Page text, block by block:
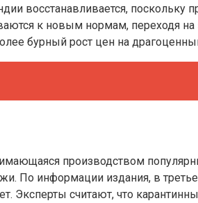
восстанавливается,
к новым нормам, переходя
бурный рост цен на
производством
По информации издания, в
Эксперты считают, что